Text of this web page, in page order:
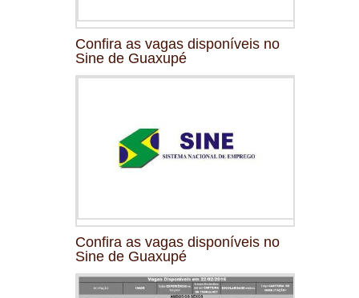
Confira as vagas disponíveis no
Sine de Guaxupé
Confira as vagas disponíveis no
Sine de Guaxupé